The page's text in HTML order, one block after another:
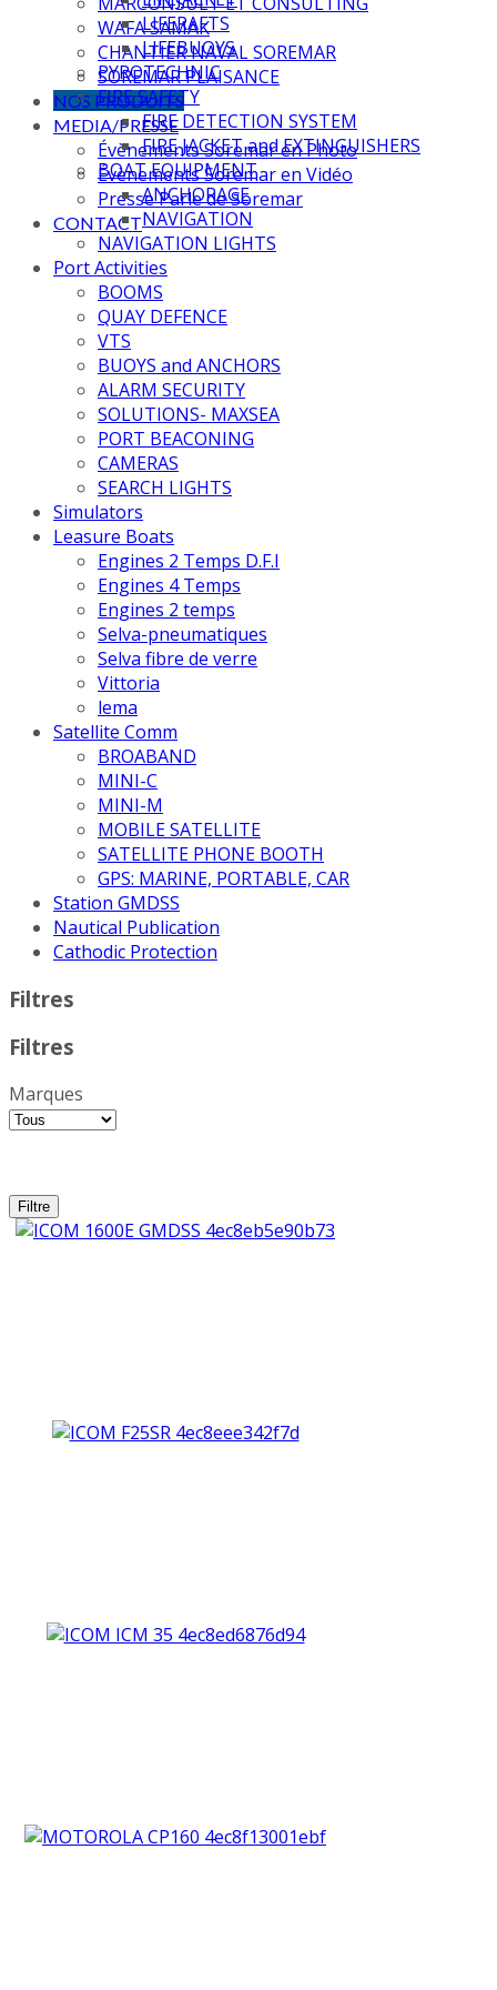
WAFA SAMAK
CHANTIER NAVAL SOREMAR
SOREMAR PLAISANCE
NOS PRODUITS
MEDIA/PRESSE
Évènements Soremar en Photo
Évènements Soremar en Vidéo
Presse Parle de Soremar
CONTACT
LIFERAFTS
LIFEBUOYS
PYROTECHNIC
FIRE SAFETY
FIRE DETECTION SYSTEM
FIRE JACKET and EXTINGUISHERS
BOAT EQUIPMENT
ANCHORAGE
NAVIGATION
NAVIGATION LIGHTS
Port Activities
BOOMS
QUAY DEFENCE
VTS
BUOYS and ANCHORS
ALARM SECURITY
SOLUTIONS- MAXSEA
PORT BEACONING
CAMERAS
SEARCH LIGHTS
Simulators
Leasure Boats
Engines 2 Temps D.F.I
Engines 4 Temps
Engines 2 temps
Selva-pneumatiques
Selva fibre de verre
Vittoria
lema
Satellite Comm
BROABAND
MINI-C
MINI-M
MOBILE SATELLITE
SATELLITE PHONE BOOTH
GPS: MARINE, PORTABLE, CAR
Station GMDSS
Nautical Publication
Cathodic Protection
Filtres
Filtres
Marques